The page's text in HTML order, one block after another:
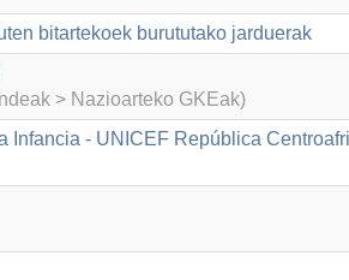
bitartekoek burututako jarduerak
> Nazioarteko GKEak)
Infancia - UNICEF República